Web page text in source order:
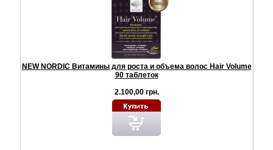
NEW NORDIC Витамины для роста и объема волос Hair Volume
90 таблеток
2.100,00 грн.